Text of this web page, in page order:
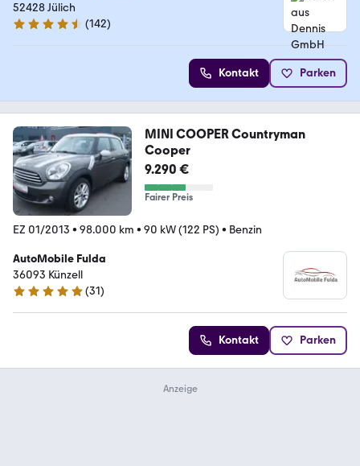
52428 Jülich
4.5 Sterne
(142)
Kontakt Parken
MINI COOPER Countryman
Cooper
9.290 €
Fairer Preis
EZ 01/2013 • 98.000 km • 90 kW (122 PS) • Benzin
AutoMobile Fulda
36093 Künzell
4.8 Sterne
(31)
Kontakt Parken